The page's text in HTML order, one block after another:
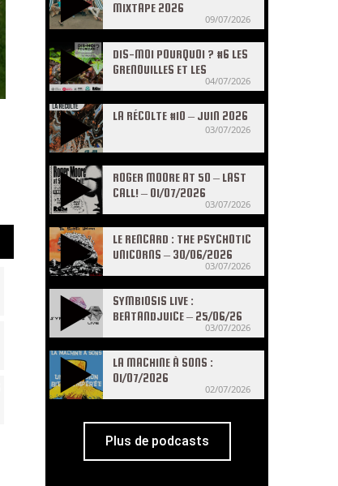
MIXTAPE 2026
09/07/2026
DIS-MOI POURQUOI ? #6 LES
GRENOUILLES ET LES
04/07/2026
LA RÉCOLTE #10 – JUIN 2026
03/07/2026
ROGER MOORE AT 50 – LAST
CALL! – 01/07/2026
03/07/2026
LE RENCARD : THE PSYCHOTIC
UNICORNS – 30/06/2026
03/07/2026
SYMBIOSIS LIVE :
BEATANDJUICE – 25/06/26
03/07/2026
LA MACHINE À SONS :
01/07/2026
02/07/2026
Plus de podcasts